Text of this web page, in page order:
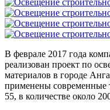
В феврале 2017 года
реализован проект по
материалов в городе
применены современные
55, в количестве около